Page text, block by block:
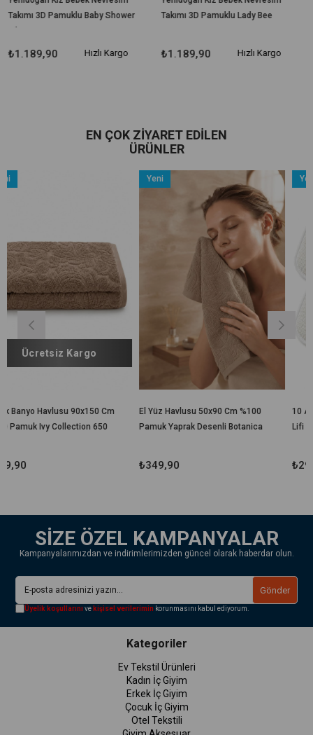
3D Pamuklu Baby Shower
Hızlı Kargo
Takımı 3D Pamuklu Lady Bee
₺1.189,90 Hızlı Kargo
EN ÇOK ZIYARET EDILEN
ÜRÜNLER
Cm
650
El Yüz Havlusu 50x90 Cm %100
Pamuk Yaprak Desenli Botanica
10 Adet Tek Kullanımlık
Lifi 10x15 cm Hijyenik El
Ürün
SİZE ÖZEL KAMPANYALAR
Kampanyalarımızdan ve indirimlerimizden güncel olarak haberdar olun.
Gönder
Üyelik koşullarını ve kişisel verilerimin korunmasını kabul ediyorum.
Kategoriler
Ev Tekstil Ürünleri
Kadın İç Giyim
Erkek İç Giyim
Çocuk İç Giyim
Otel Tekstili